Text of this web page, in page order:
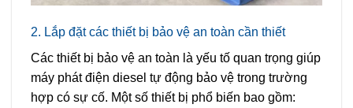
2. Lắp đặt các thiết bị bảo vệ an toàn cần thiết
Các thiết bị bảo vệ an toàn là yếu tố quan trọng giúp
máy phát điện diesel tự động bảo vệ trong trường
hợp có sự cố. Một số thiết bị phổ biến bao gồm: